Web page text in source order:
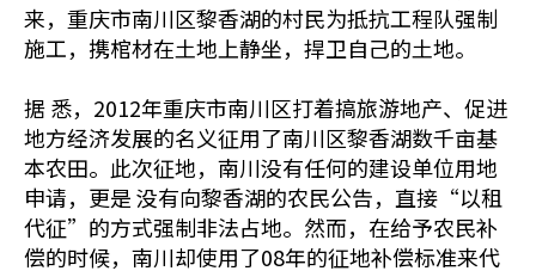
来，重庆市南川区黎香湖的村民为抵抗工程队强制
施工，携棺材在土地上静坐，捍卫自己的土地。
据 悉，2012年重庆市南川区打着搞旅游地产、促进
地方经济发展的名义征用了南川区黎香湖数千亩基
本农田。此次征地，南川没有任何的建设单位用地
申请，更是 没有向黎香湖的农民公告，直接“以租
代征”的方式强制非法占地。然而，在给予农民补
偿的时候，南川却使用了08年的征地补偿标准来代